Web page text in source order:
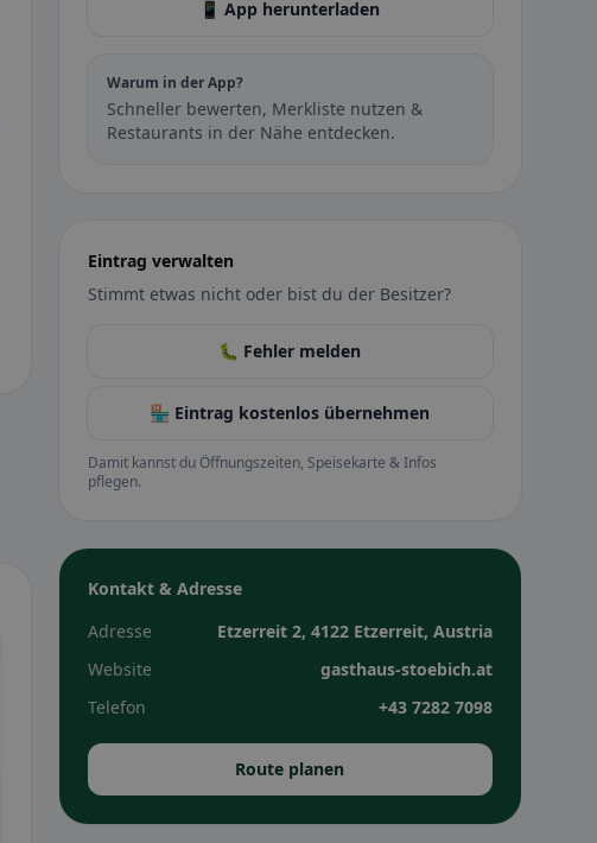
📱 App herunterladen
Warum in der App?
Schneller bewerten, Merkliste nutzen &
Restaurants in der Nähe entdecken.
Eintrag verwalten
Stimmt etwas nicht oder bist du der Besitzer?
🐛 Fehler melden
🏪 Eintrag kostenlos übernehmen
Damit kannst du Öffnungszeiten, Speisekarte & Infos
pflegen.
Kontakt & Adresse
Adresse
Etzerreit 2, 4122 Etzerreit, Austria
Website
gasthaus-stoebich.at
Telefon
+43 7282 7098
Route planen